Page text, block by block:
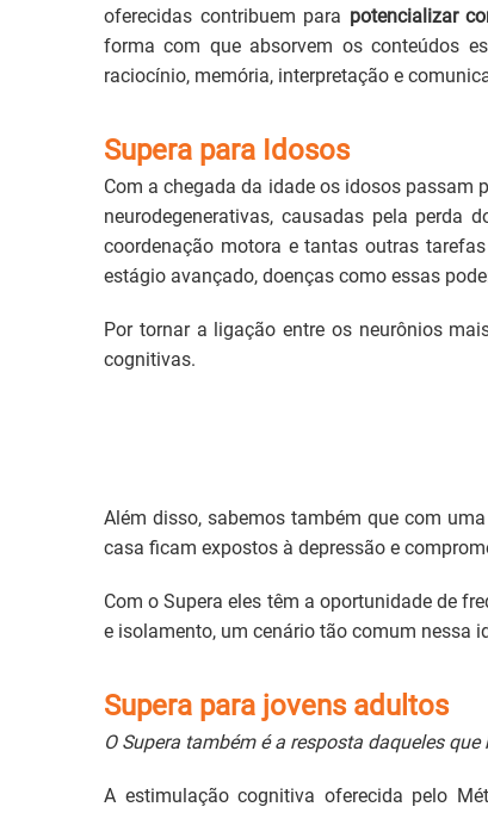
oferecidas contribuem para potencializar
forma com que absorvem os conteúdos
raciocínio, memória, interpretação e
Supera para Idosos
Com a chegada da idade os idosos passam
neurodegenerativas, causadas pela perda
coordenação motora e tantas outras
estágio avançado, doenças como essas
Por tornar a ligação entre os neurônios
cognitivas.
Além disso, sabemos também que com
casa ficam expostos à depressão e
Com o Supera eles têm a oportunidade de
e isolamento, um cenário tão comum nessa
Supera para jovens adultos
O Supera também é a resposta daqueles
A estimulação cognitiva oferecida pelo